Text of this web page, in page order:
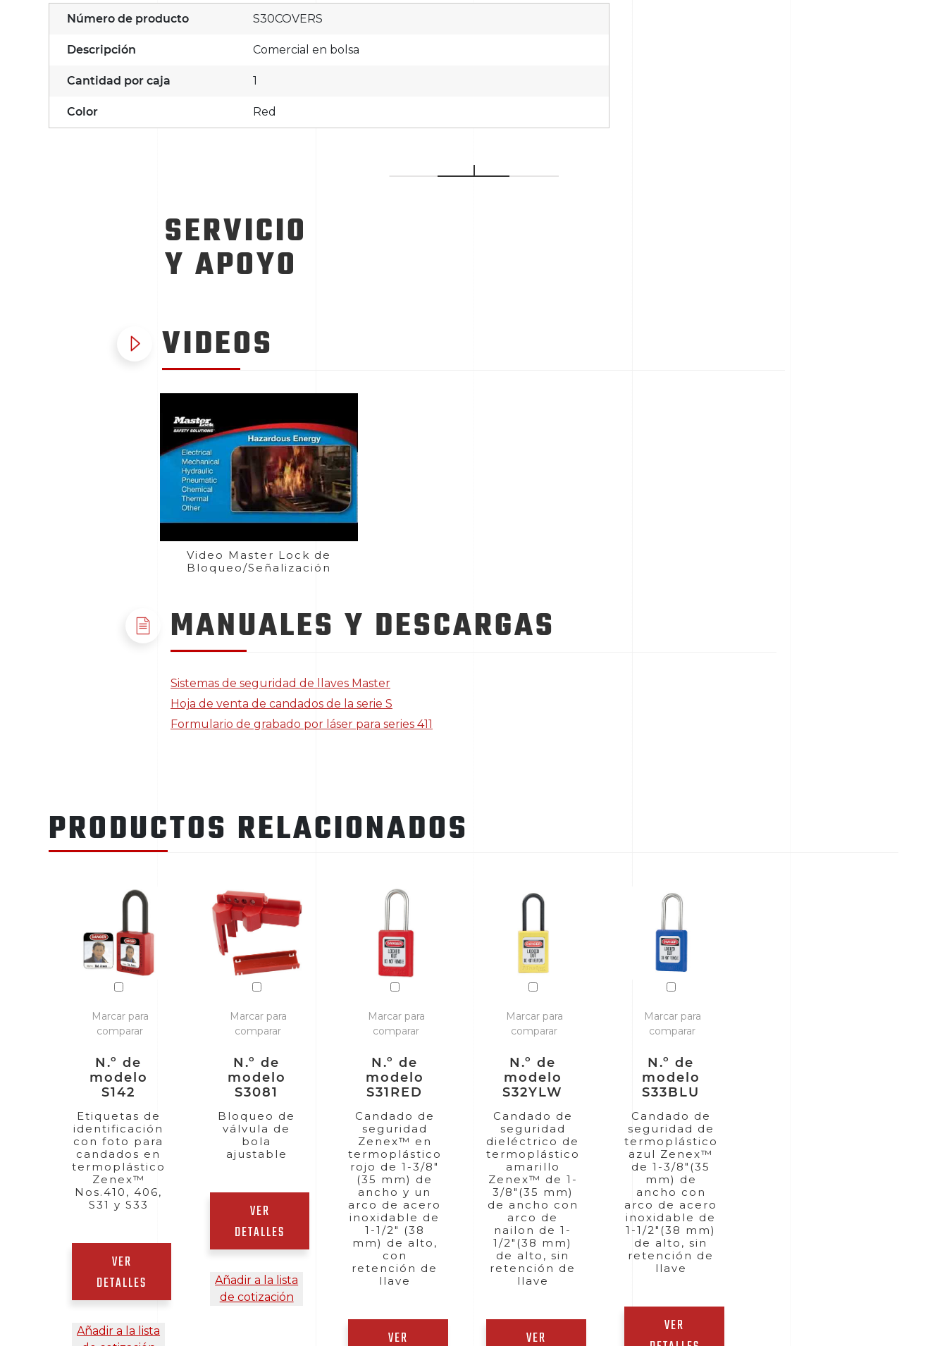
Número de producto S30COVERS
Descripción Comercial en bolsa
Cantidad por caja 1
Color Red
SERVICIO
Y APOYO
VIDEOS
Video Master Lock de
Bloqueo/Señalización
MANUALES Y DESCARGAS
Sistemas de seguridad de llaves Master
Hoja de venta de candados de la serie S
Formulario de grabado por láser para series 411
PRODUCTOS RELACIONADOS
Marcar para
comparar
N.º de
modelo
S142
Etiquetas de
identificación
con foto para
candados en
termoplástico
Zenex™
Nos.410, 406,
S31 y S33
VER
DETALLES
Añadir a la lista
Marcar para
comparar
N.º de
modelo
S3081
Bloqueo de
válvula de
bola
ajustable
VER
DETALLES
Añadir a la lista
de cotización
Marcar para
comparar
N.º de
modelo
S31RED
Candado de
seguridad
Zenex™ en
termoplástico
rojo de 1-3/8"
(35 mm) de
ancho y un
arco de acero
inoxidable de
1-1/2" (38
mm) de alto,
con
retención de
llave
VER
Marcar para
comparar
N.º de
modelo
S32YLW
Candado de
seguridad
dieléctrico de
termoplástico
amarillo
Zenex™ de 1-
3/8"(35 mm)
de ancho con
arco de
nailon de 1-
1/2"(38 mm)
de alto, sin
retención de
llave
VER
Marcar para
comparar
N.º de
modelo
S33BLU
Candado de
seguridad de
termoplástico
azul Zenex™
de 1-3/8"(35
mm) de
ancho con
arco de acero
inoxidable de
1-1/2"(38 mm)
de alto, sin
retención de
llave
VER